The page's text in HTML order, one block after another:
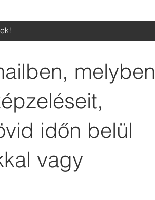
melyben
időn belül
vagy